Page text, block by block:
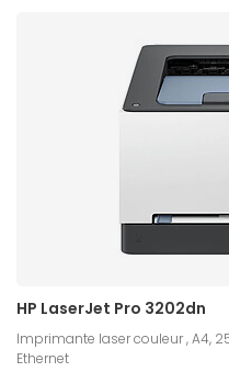
HP LaserJet Pro 3202dn
Imprimante laser couleur , A4,
Ethernet